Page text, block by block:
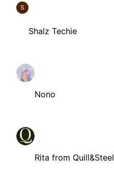
S
Shalz Techie
Nono
Rita from Quill&Steel